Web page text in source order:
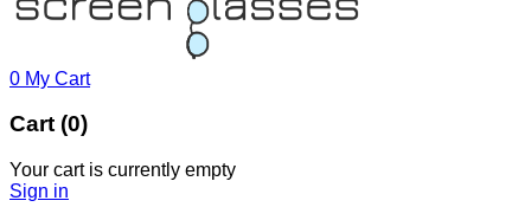
0 My Cart
Cart (0)
Your cart is currently empty
Sign in